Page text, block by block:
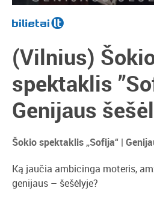
(Vilnius)
spektaklis
Genijaus
Šokio spektaklis „Sofija“ |
Ką jaučia ambicinga moteris,
genijaus – šešėlyje?